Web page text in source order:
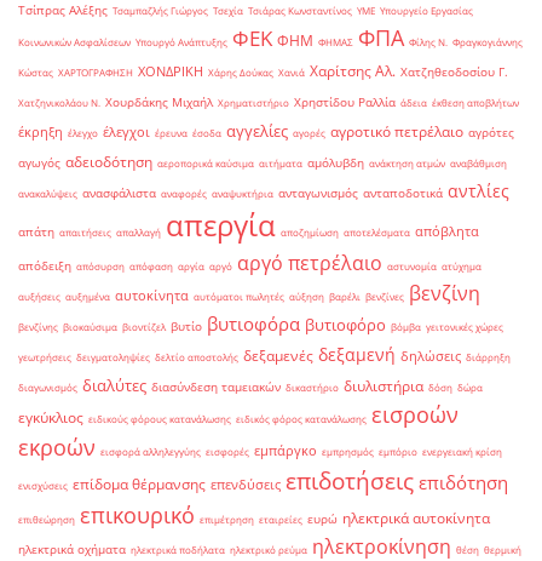
Τσίπρας Αλέξης Τσαμπαζλής Γιώργος Τσεχία Τσιάρας Κωνσταντίνος ΥΜΕ Υπουργείο Εργασίας
Κοινωνικών Ασφαλίσεων Υπουργό Ανάπτυξης ΦΕΚ ΦΗΜ ΦΗΜΑΣ ΦΠΑ Φίλης Ν. Φραγκογιάννης
Κώστας ΧΑΡΤΟΓΡΑΦΗΣΗ ΧΟΝΔΡΙΚΗ Χάρης Δούκας Χανιά Χαρίτσης Αλ. Χατζηθεοδοσίου Γ.
Χατζηνικολάου Ν. Χουρδάκης Μιχαήλ Χρηματιστήριο Χρηστίδου Ραλλία άδεια έκθεση αποβλήτων
έκρηξη έλεγχο έλεγχοι έρευνα έσοδα αγγελίες αγορές αγροτικό πετρέλαιο αγρότες
αγωγός αδειοδότηση αεροπορικά καύσιμα αιτήματα αμόλυβδη ανάκτηση ατμών αναβάθμιση
ανακαλύψεις ανασφάλιστα αναφορές αναψυκτήρια ανταγωνισμός ανταποδοτικά αντλίες
απάτη απαιτήσεις απαλλαγή απεργία αποζημίωση αποτελέσματα απόβλητα
απόδειξη απόσυρση απόφαση αργία αργό αργό πετρέλαιο αστυνομία ατύχημα
αυξήσεις αυξημένα αυτοκίνητα αυτόματοι πωλητές αύξηση βαρέλι βενζίνες βενζίνη
βενζίνης βιοκαύσιμα βιοντίζελ βυτίο βυτιοφόρα βυτιοφόρο βόμβα γειτονικές χώρες
γεωτρήσεις δειγματοληψίες δελτίο αποστολής δεξαμενές δεξαμενή δηλώσεις διάρρηξη
διαγωνισμός διαλύτες διασύνδεση ταμειακών δικαστήριο διυλιστήρια δόση δώρα
εγκύκλιος ειδικούς φόρους κατανάλωσης ειδικός φόρος κατανάλωσης εισροών
εκροών εισφορά αλληλεγγύης εισφορές εμπάργκο εμπρησμός εμπόριο ενεργειακή κρίση
ενισχύσεις επίδομα θέρμανσης επενδύσεις επιδοτήσεις επιδότηση
επιθεώρηση επικουρικό επιμέτρηση εταιρείες ευρώ ηλεκτρικά αυτοκίνητα
ηλεκτρικά οχήματα ηλεκτρικά ποδήλατα ηλεκτρικό ρεύμα ηλεκτροκίνηση θέση θερμική